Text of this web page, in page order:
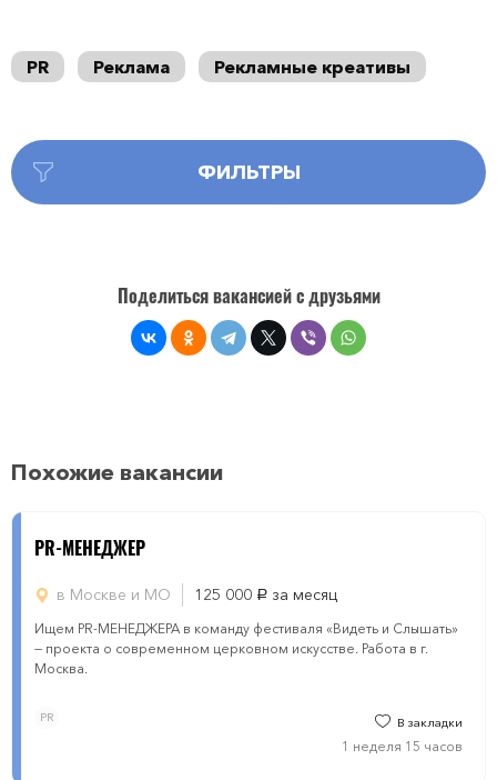
PR Реклама Рекламные креативы
ФИЛЬТРЫ
Поделиться вакансией с друзьями
Похожие вакансии
PR-МЕНЕДЖЕР
в Москве и МО 125 000 руб. за месяц
Ищем PR-МЕНЕДЖЕРА в команду фестиваля «Видеть и Слышать»
— проекта о современном церковном искусстве. Работа в г.
Москва.
PR В закладки
1 неделя 15 часов